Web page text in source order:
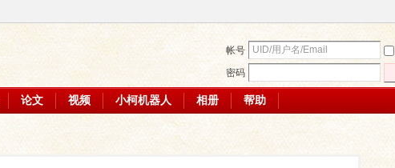
帐号
密码
论文 视频 小柯机器人 相册 帮助